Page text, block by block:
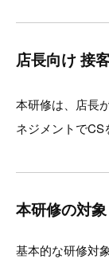
店長向け 接
本研修は、店長
ネジメントでCS
本研修の対象
基本的な研修対